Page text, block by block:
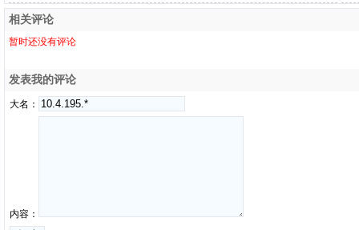
相关评论
暂时还没有评论
发表我的评论
大名：
内容：